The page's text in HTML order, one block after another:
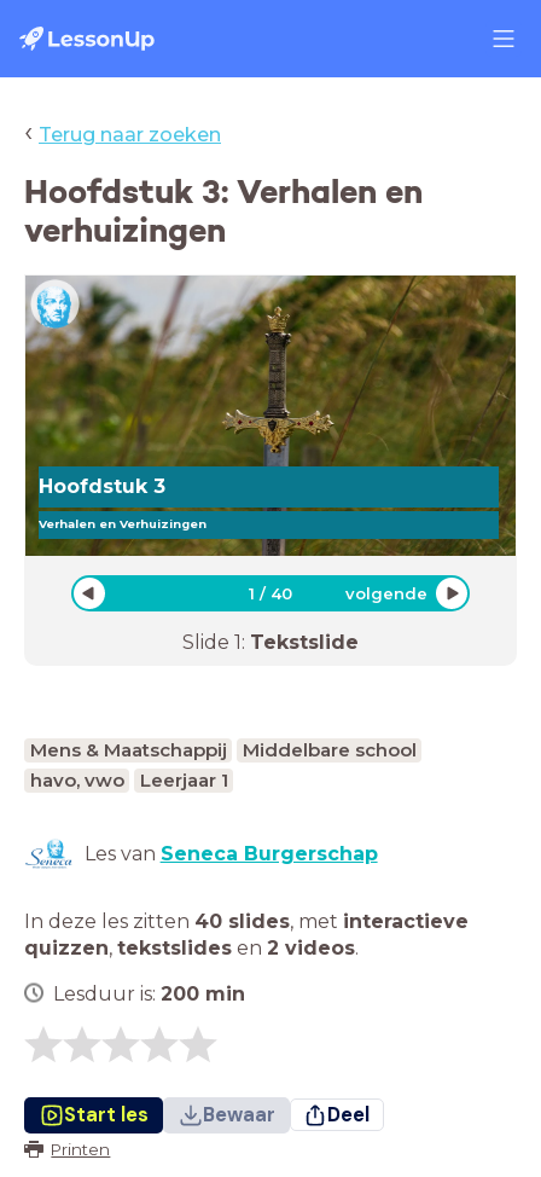
‹ Terug naar zoeken
Hoofdstuk 3: Verhalen en
verhuizingen
Hoofdstuk 3
Verhalen en Verhuizingen
1 / 40 volgende
Slide 1: Tekstslide
Mens & Maatschappij
Middelbare school
havo, vwo
Leerjaar 1
Les van Seneca Burgerschap
In deze les zitten 40 slides, met interactieve
quizzen, tekstslides en 2 videos.
Lesduur is: 200 min
Start les Bewaar Deel
Printen